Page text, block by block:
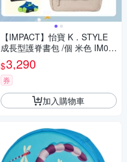
【IMPACT】怡寶 K．STYLE
成長型護脊書包 /個 米色 IM00
306BE/黑色 IM00306BK
$3,290
券
加入購物車